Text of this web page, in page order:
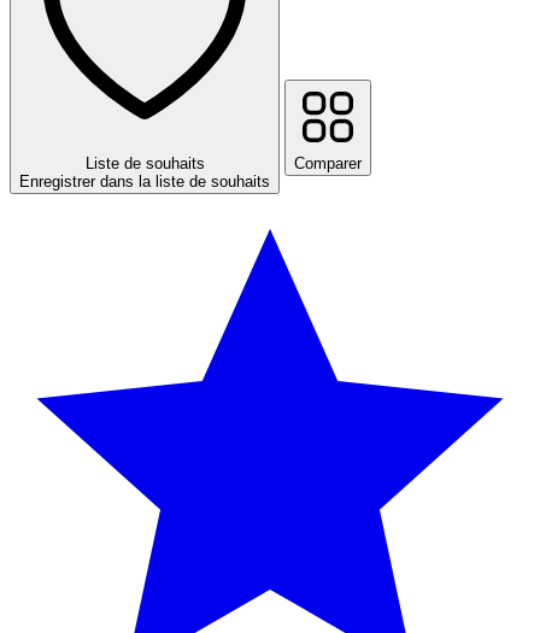
Liste de souhaits
Enregistrer dans la liste de souhaits
Comparer